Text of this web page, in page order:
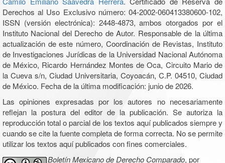
Derechos al Uso Exclusivo número: 04-2002-060413380600-102,
ISSN (versión electrónica): 2448-4873, ambos otorgados por el
Instituto Nacional del Derecho de Autor. Responsable de la última
actualización de este número, Coordinación de Revistas, Instituto
de Investigaciones Jurídicas de la Universidad Nacional Autónoma
de México, Ricardo Hernández Montes de Oca, Circuito Mario de
la Cueva s/n, Ciudad Universitaria, Coyoacán, C.P. 04510, Ciudad
de México. Fecha de la última modificación: junio de 2026.
Las opiniones expresadas por los autores no necesariamente
reflejan la postura del editor de la publicación. Se autoriza la
reproducción total o parcial de los textos aquí publicados siempre y
cuando se cite la fuente completa de forma correcta. No se permite
utilizar los textos aquí publicados con fines comerciales.
Boletín Mexicano de Derecho Comparado, por